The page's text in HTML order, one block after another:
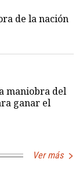
de la nación
maniobra del
ganar el
Ver más